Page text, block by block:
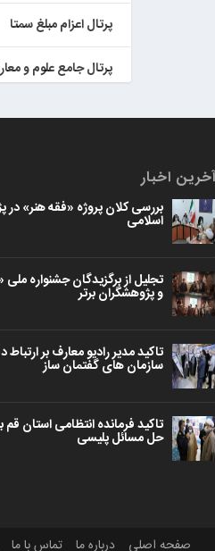
پرتال اعزام مبلغ سمتا
پرتال جامع علوم و
کتابخان همراه پژوهان
آخرین اخبار
بررسی کلان پروژه «فقه هنر»
اسلامی
تجلیل از برگزیدگان جشنواره
و پژوهشگران برتر
تاکید مدیر رادیو معارف بر ارتباط
سازمان های گفتمان ساز
تاکید فرمانده انتظامی استان
حل مسائل پلیسی
صفحه اصلی درباره ما تماس با ما